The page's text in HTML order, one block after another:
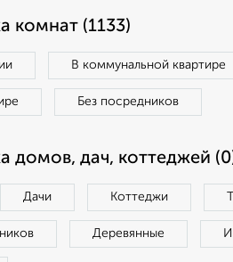
комнат (1133)
В коммунальной квартире
Без посредников
домов, дач, коттеджей
Дачи Коттеджи
Деревянные